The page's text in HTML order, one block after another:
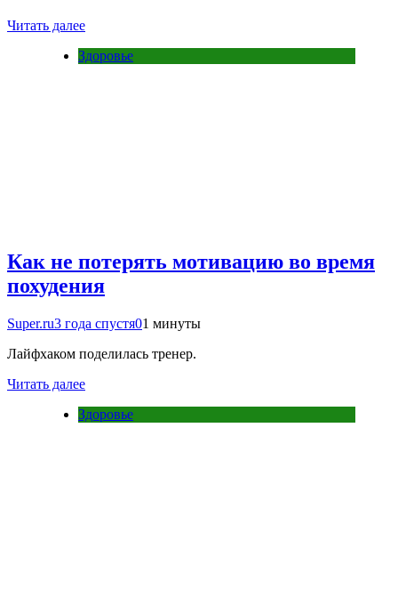
Читать далее
Здоровье
Как не потерять мотивацию во время
похудения
Super.ru3 года спустя01 минуты
Лайфхаком поделилась тренер.
Читать далее
Здоровье